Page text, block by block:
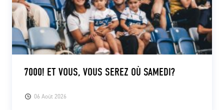
06 Août 2026
7000! ET VOUS, VOUS SEREZ OÙ SAMEDI?